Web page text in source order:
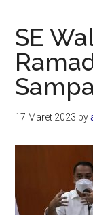
SE
17 Maret 2023 by